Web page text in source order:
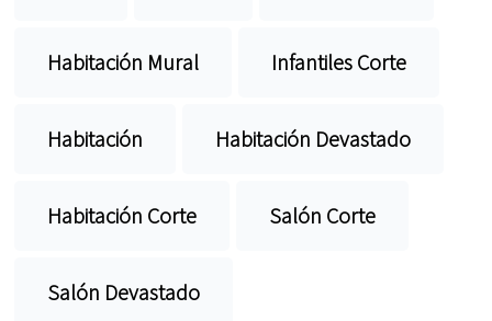
Habitación Mural Infantiles Corte
Habitación Habitación Devastado
Habitación Corte Salón Corte
Salón Devastado